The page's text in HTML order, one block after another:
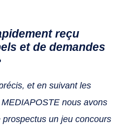
reçu
et de demandes
et en suivant les
nous avons
un jeu concours